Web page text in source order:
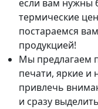
если вам нужны
термические
постараемся
продукцией!
Мы предлагаем
печати, яркие
привлечь
и сразу